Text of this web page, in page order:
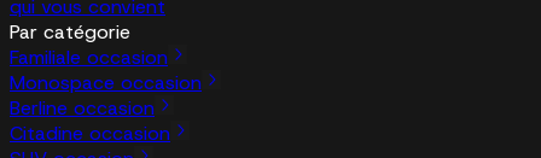
qui vous convient
Par catégorie
Familiale occasion
Monospace occasion
Berline occasion
Citadine occasion